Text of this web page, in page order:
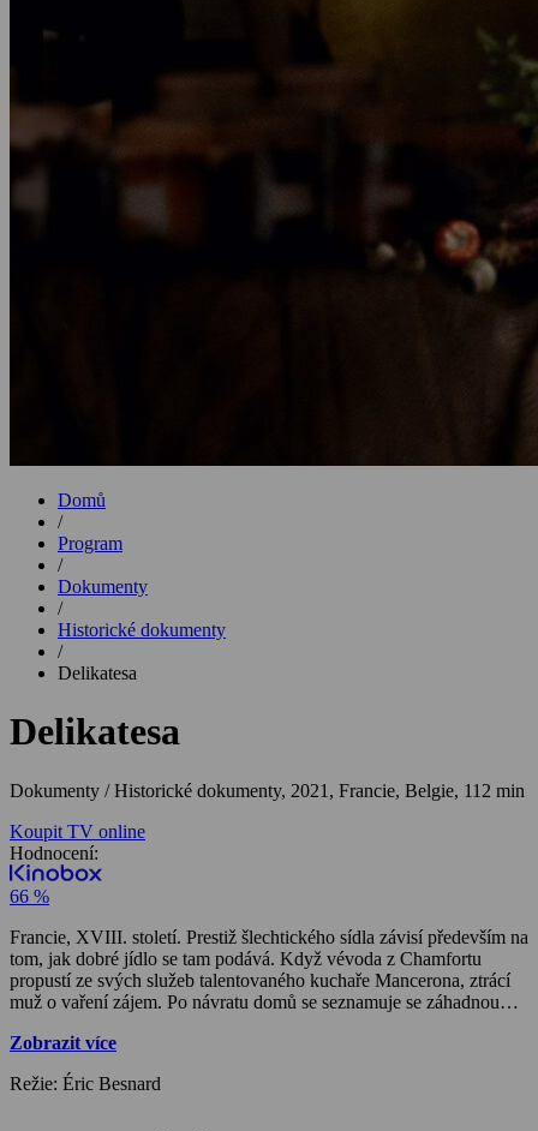
Domů
/
Program
/
Dokumenty
/
Historické dokumenty
/
Delikatesa
Delikatesa
Dokumenty / Historické dokumenty, 2021, Francie, Belgie, 112 min
Koupit TV online
Hodnocení:
66 %
Francie, XVIII. století. Prestiž šlechtického sídla závisí především na
tom, jak dobré jídlo se tam podává. Když vévoda z Chamfortu
propustí ze svých služeb talentovaného kuchaře Mancerona, ztrácí
muž o vaření zájem. Po návratu domů se seznamuje se záhadnou
restauraci.
Zobrazit více
Režie: Éric Besnard